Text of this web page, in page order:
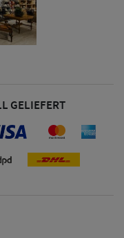
GELIEFERT